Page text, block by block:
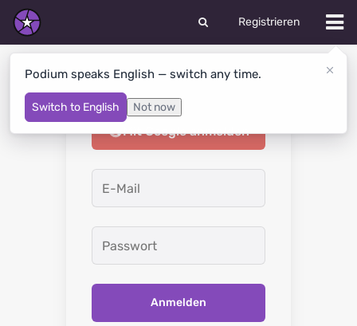
Registrieren
Podium speaks English — switch any time.
Switch to English Not now
Anmelden
Mit Google anmelden
Anmelden